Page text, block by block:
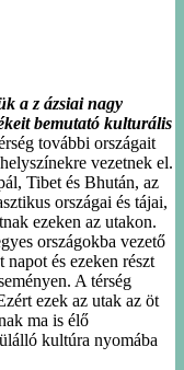
a z ázsiai nagy
bemutató kulturális
további országait
vezetnek el.
Tibet és Bhután, az
országai és tájai,
ezeken az utakon.
országokba vezető
és ezeken részt
A térség
ezek az utak az öt
ma is élő
kultúra nyomába